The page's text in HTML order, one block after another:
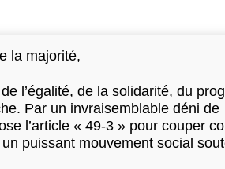
la majorité,
l’égalité, de la solidarité, du
Par un invraisemblable déni de
l’article « 49-3 » pour couper
puissant mouvement social